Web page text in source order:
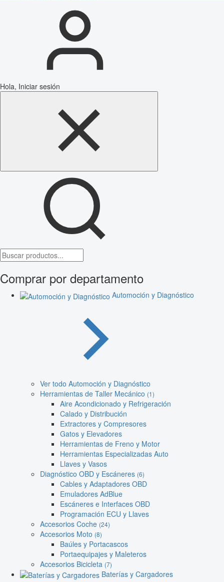
Hola, Iniciar sesión
Comprar por departamento
Automoción y Diagnóstico
Ver todo Automoción y Diagnóstico
Herramientas de Taller Mecánico (1)
Aire Acondicionado y Refrigeración
Calado y Distribución
Extractores y Compresores
Gatos y Elevadores
Herramientas de Freno y Motor
Herramientas Especializadas Auto
Llaves y Vasos
Diagnóstico OBD y Escáneres (6)
Cables y Adaptadores OBD
Emuladores AdBlue
Escáneres e Interfaces OBD
Programación ECU y Llaves
Accesorios Coche (24)
Accesorios Moto (8)
Baúles y Portacascos
Portaequipajes y Maleteros
Accesorios Bicicleta (7)
Baterías y Cargadores